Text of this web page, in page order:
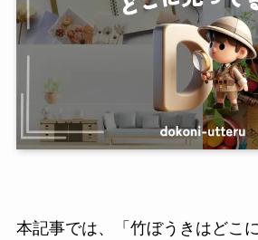
本記事では、「竹ぼうきはどこ